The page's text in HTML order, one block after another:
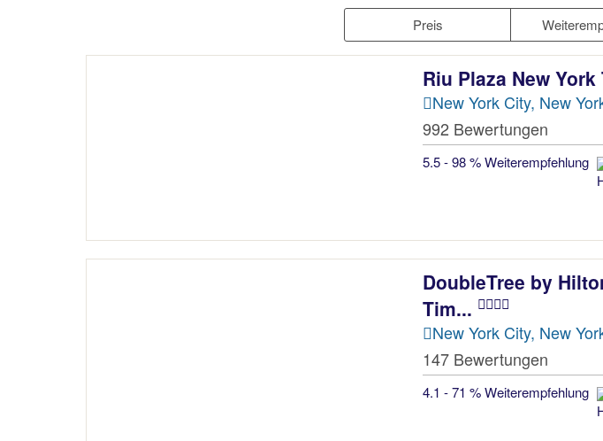
Preis
Riu Plaza New
New York City, New
992 Bewertungen
5.5 - 98 % Weiterempfehlung
DoubleTree by
Tim...
New York City, New
147 Bewertungen
4.1 - 71 % Weiterempfehlung